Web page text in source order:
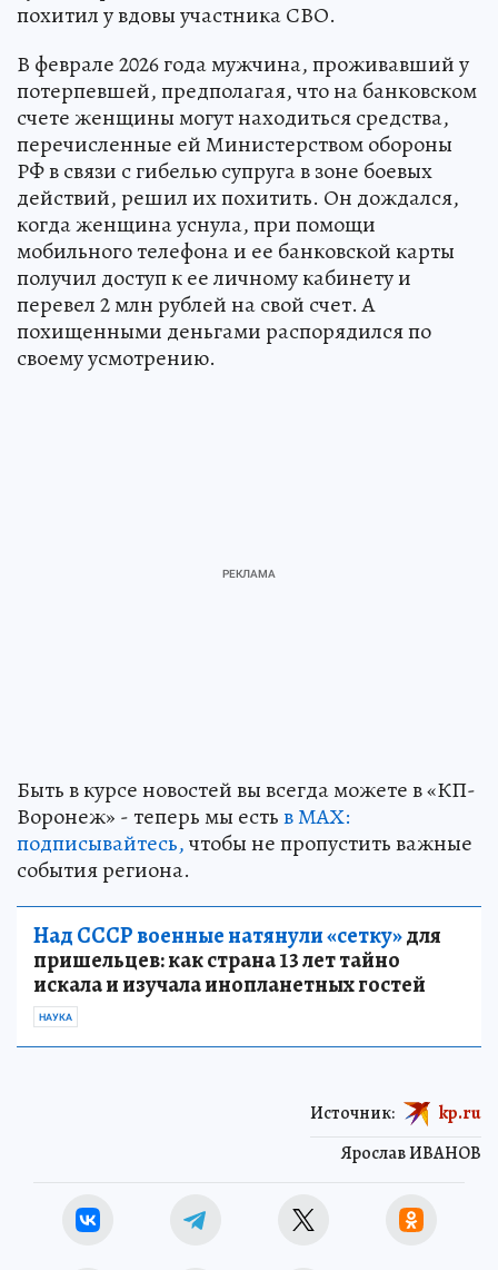
похитил у вдовы участника СВО.
В феврале 2026 года мужчина, проживавший у
потерпевшей, предполагая, что на банковском
счете женщины могут находиться средства,
перечисленные ей Министерством обороны
РФ в связи с гибелью супруга в зоне боевых
действий, решил их похитить. Он дождался,
когда женщина уснула, при помощи
мобильного телефона и ее банковской карты
получил доступ к ее личному кабинету и
перевел 2 млн рублей на свой счет. А
похищенными деньгами распорядился по
своему усмотрению.
Быть в курсе новостей вы всегда можете в «КП-
Воронеж» - теперь мы естьв МАХ:
подписывайтесь,чтобы не пропустить важные
события региона.
Над СССР военные натянули «сетку»для
пришельцев: как страна 13 лет тайно
искала и изучала инопланетных гостей
НАУКА
Ярослав ИВАНОВ
Источник: kp.ru